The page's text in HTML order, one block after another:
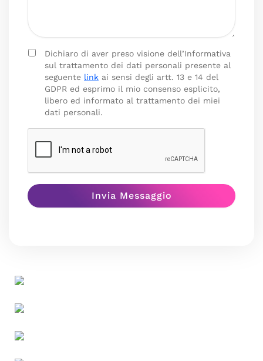
Dichiaro di aver preso visione dell’Informativa
sul trattamento dei dati personali presente al
seguente link ai sensi degli artt. 13 e 14 del
GDPR ed esprimo il mio consenso esplicito,
libero ed informato al trattamento dei miei
dati personali.